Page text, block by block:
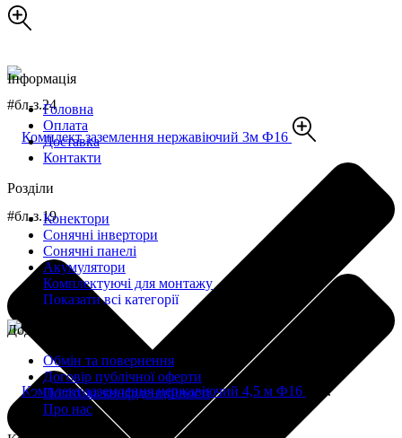
#бл-з.24
#бл-з.19
Інформація
Головна
Оплата
Доставка
Контакти
Розділи
Конектори
Сонячні інвертори
Сонячні панелі
Акумулятори
Комплектуючі для монтажу
Показати всі категорії
Додатково
Обмін та повернення
Договір публічної оферти
Політика конфіденційності
Про нас